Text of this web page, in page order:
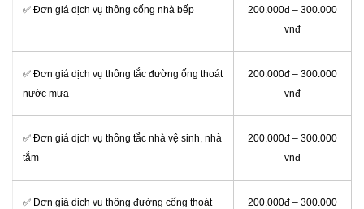
✅ Đơn giá dịch vụ thông cống nhà bếp
200.000đ – 300.000
vnđ
✅ Đơn giá dịch vụ thông tắc đường ống thoát
nước mưa
200.000đ – 300.000
vnđ
✅ Đơn giá dịch vụ thông tắc nhà vệ sinh, nhà
tắm
200.000đ – 300.000
vnđ
✅ Đơn giá dịch vụ thông đường cống thoát
200.000đ – 300.000